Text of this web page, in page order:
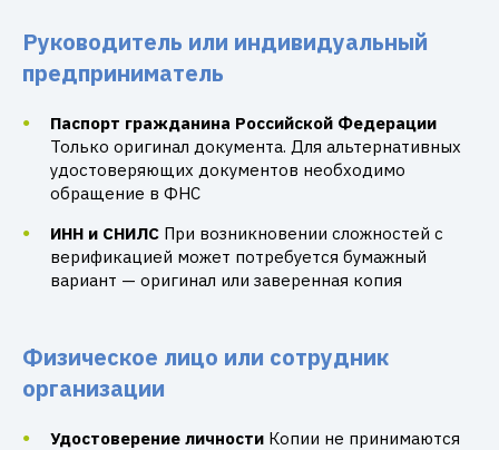
Руководитель или индивидуальный
предприниматель
Паспорт гражданина Российской Федерации
Только оригинал документа. Для альтернативных
удостоверяющих документов необходимо
обращение в ФНС
ИНН и СНИЛС При возникновении сложностей с
верификацией может потребуется бумажный
вариант — оригинал или заверенная копия
Физическое лицо или сотрудник
организации
Удостоверение личности Копии не принимаются